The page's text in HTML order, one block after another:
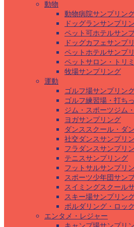
動物
動物病院サンプリン
ドッグランサンプリ
ペット可ホテルサン
ドッグカフェサンプ
ペットホテルサンプ
ペットサロン・トリ
牧場サンプリング
運動
ゴルフ場サンプリン
ゴルフ練習場・打ち
ジム・スポーツジム
ヨガサンプリング
ダンススクール・ダ
社交ダンスサンプリ
フラダンスサンプリ
テニスサンプリング
フットサルサンプリ
スポーツ少年団サン
スイミングスクール
スキー場サンプリン
ボルダリング・ロッ
エンタメ・レジャー